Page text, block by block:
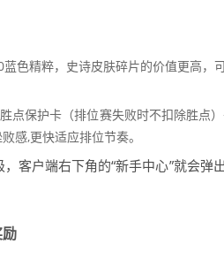
色精粹，史诗皮肤碎片的价值更高，
点保护卡（排位赛失败时不扣除胜点
感,更快适应排位节奏。
客户端右下角的“新手中心”就会弹